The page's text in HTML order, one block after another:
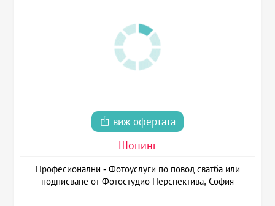
виж офертата
Шопинг
Професионални - Фотоуслуги по повод сватба или
подписване от Фотостудио Перспектива, София